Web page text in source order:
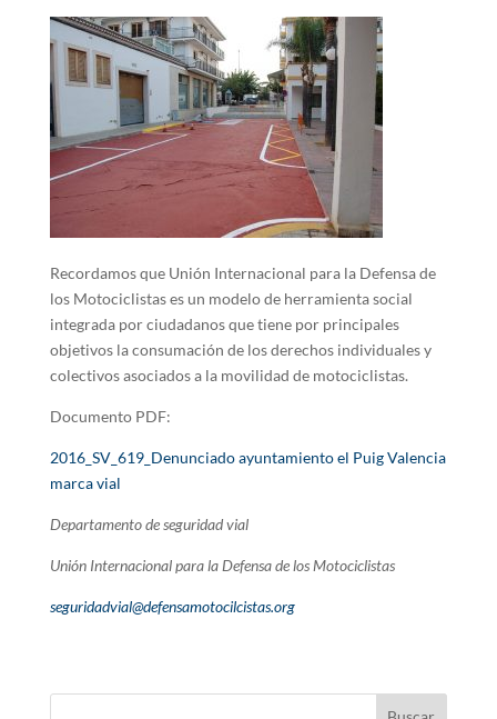
Recordamos que Unión Internacional para la Defensa de
los Motociclistas es un modelo de herramienta social
integrada por ciudadanos que tiene por principales
objetivos la consumación de los derechos individuales y
colectivos asociados a la movilidad de motociclistas.
Documento PDF:
2016_SV_619_Denunciado ayuntamiento el Puig Valencia
marca vial
Departamento de seguridad vial
Unión Internacional para la Defensa de los Motociclistas
seguridadvial@defensamotocilcistas.org